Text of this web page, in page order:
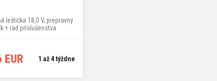
leštička 18,0 V, prepravný
+ rad príslušenstva
1 až 4 týždne